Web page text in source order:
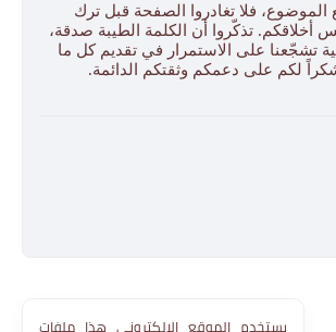
الموضوع، فلا تغادروا الصفحة قبل ترك
أخلاقكم. تذكّروا أن الكلمة الطيبة صدقة،
تشجّعنا على الاستمرار في تقديم كل ما
لكم على دعمكم وثقتكم الدائمة.
يستخدم الموقع الإلكتروني هذا ملفات